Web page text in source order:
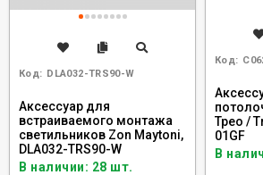
Код: DLA032-TRS90-W
Аксессуар для
встраиваемого монтажа
светильников Zon Maytoni,
DLA032-TRS90-W
В наличии: 28 шт.
Код:
Трео /
01GF
В